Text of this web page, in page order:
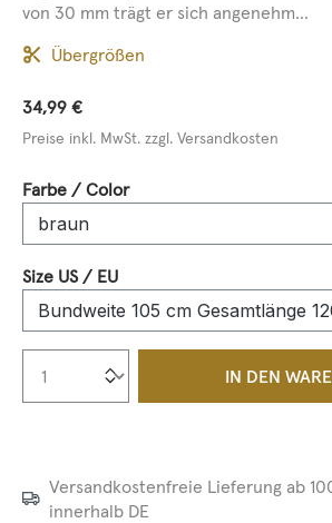
von 30 mm trägt er sich angenehm...
Übergrößen
34,99 €
Preise inkl. MwSt. zzgl. Versandkosten
Farbe / Colorauswählen
Size US / EUauswählen
Produkt Anzahl: Gib
IN DEN
Versandkostenfreie Lieferung ab
innerhalb DE